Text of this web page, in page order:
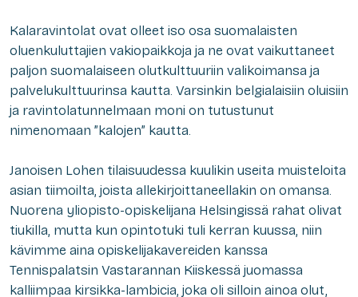
Kalaravintolat ovat olleet iso osa suomalaisten
oluenkuluttajien vakiopaikkoja ja ne ovat vaikuttaneet
paljon suomalaiseen olutkulttuuriin valikoimansa ja
palvelukulttuurinsa kautta. Varsinkin belgialaisiin oluisiin
ja ravintolatunnelmaan moni on tutustunut
nimenomaan ”kalojen” kautta.
Janoisen Lohen tilaisuudessa kuulikin useita muisteloita
asian tiimoilta, joista allekirjoittaneellakin on omansa.
Nuorena yliopisto-opiskelijana Helsingissä rahat olivat
tiukilla, mutta kun opintotuki tuli kerran kuussa, niin
kävimme aina opiskelijakavereiden kanssa
Tennispalatsin Vastarannan Kiiskessä juomassa
kalliimpaa kirsikka-lambicia, joka oli silloin ainoa olut,